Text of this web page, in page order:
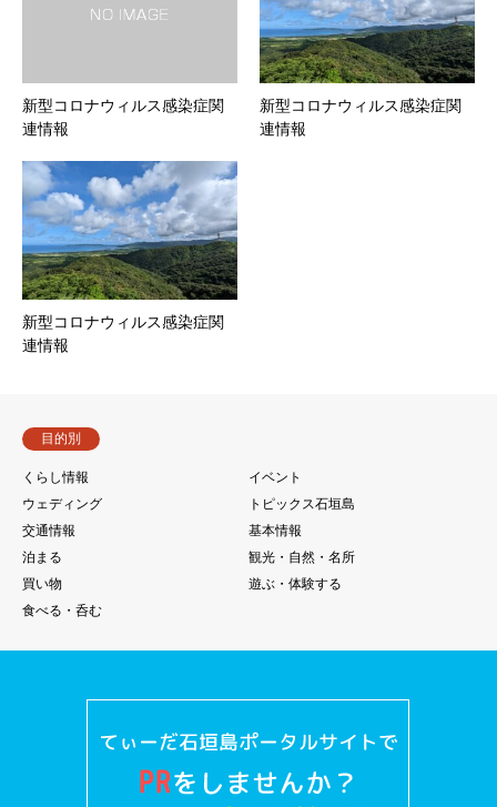
新型コロナウィルス感染症関
連情報
新型コロナウィルス感染症関
連情報
新型コロナウィルス感染症関
連情報
目的別
くらし情報
イベント
ウェディング
トピックス石垣島
交通情報
基本情報
泊まる
観光・自然・名所
買い物
遊ぶ・体験する
食べる・呑む